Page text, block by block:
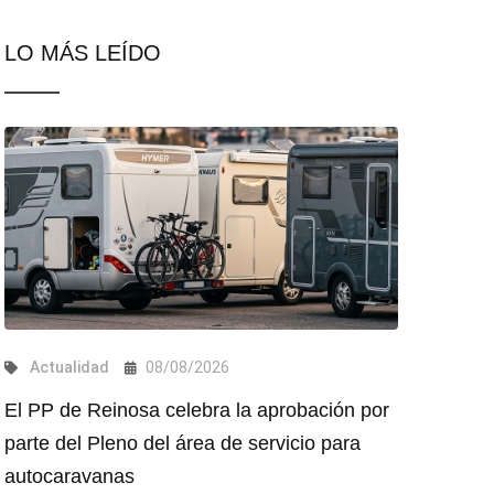
LO MÁS LEÍDO
Actualidad 08/08/2026
El PP de Reinosa celebra la aprobación por
parte del Pleno del área de servicio para
autocaravanas